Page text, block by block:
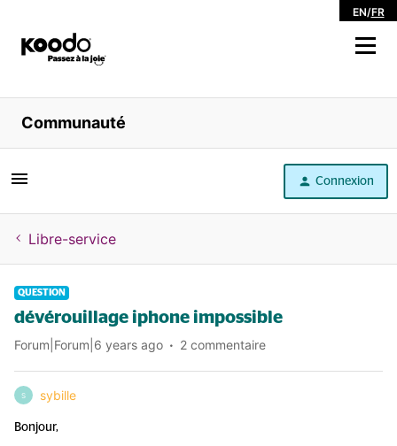
EN/FR
Magasiner
Libre service
Aide
Communauté
Connexion
Libre-service
QUESTION
dévérouillage iphone impossible
Forum|Forum|6 years ago 2 commentaire
S sybille
Bonjour,